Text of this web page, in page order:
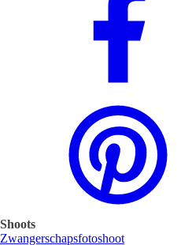
Shoots
Zwangerschapsfotoshoot